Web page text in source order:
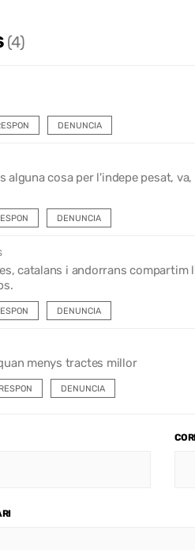
(4)
DENUNCIA
alguna cosa per l'indepe pesat,
DENUNCIA
catalans i andorrans
DENUNCIA
menys tractes millor
RESPON DENUNCIA